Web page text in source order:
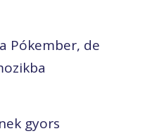
Pókember, de
gyors